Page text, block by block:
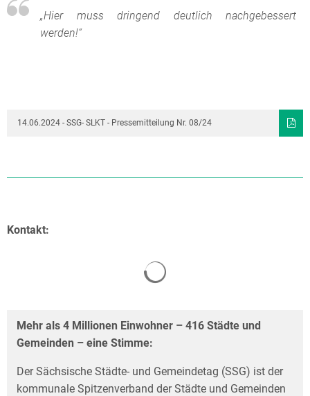
„Hier muss dringend deutlich nachgebessert
werden!“
14.06.2024 - SSG- SLKT - Pressemitteilung Nr. 08/24
Kontakt:
Mehr als 4 Millionen Einwohner – 416 Städte und
Gemeinden – eine Stimme:
Der Sächsische Städte- und Gemeindetag (SSG) ist der
kommunale Spitzenverband der Städte und Gemeinden